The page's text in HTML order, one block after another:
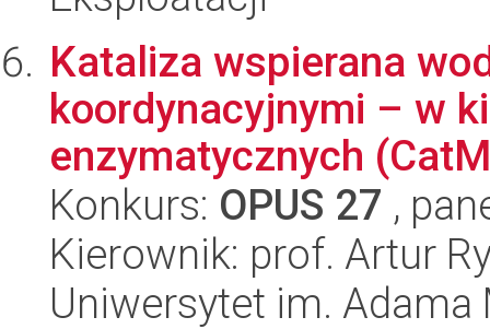
Kataliza wspierana
koordynacyjnymi – w
enzymatycznych
Konkurs: OPUS 27 ,
Kierownik: prof. Artur
Uniwersytet im.